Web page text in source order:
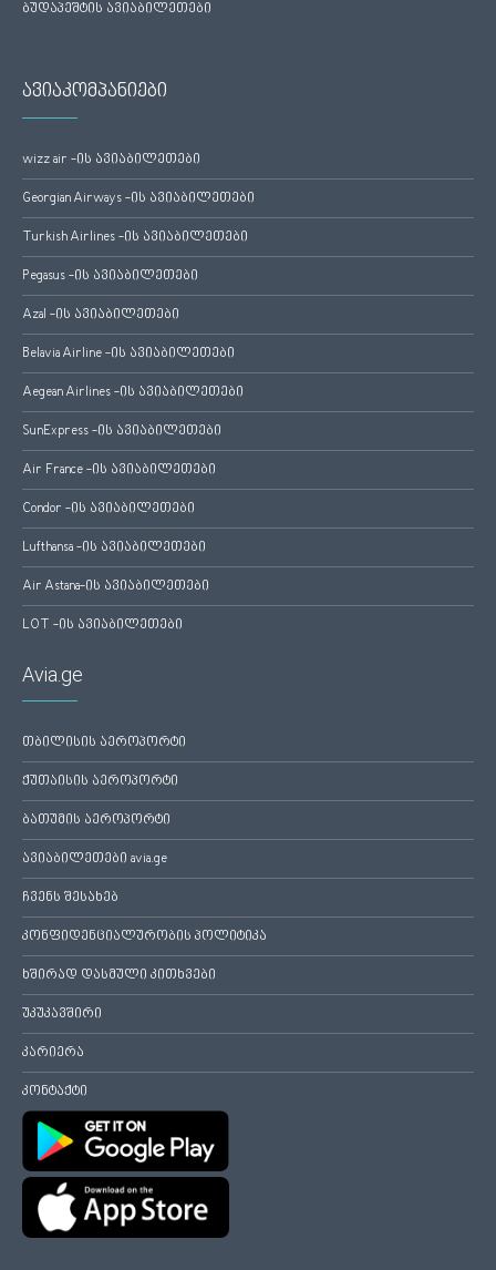
ბუდაპეშტის ავიაბილეთები
ავიაკომპანიები
wizz air -ის ავიაბილეთები
Georgian Airways -ის ავიაბილეთები
Turkish Airlines -ის ავიაბილეთები
Pegasus -ის ავიაბილეთები
Azal -ის ავიაბილეთები
Belavia Airline -ის ავიაბილეთები
Aegean Airlines -ის ავიაბილეთები
SunExpress -ის ავიაბილეთები
Air France -ის ავიაბილეთები
Condor -ის ავიაბილეთები
Lufthansa -ის ავიაბილეთები
Air Astana-ის ავიაბილეთები
LOT -ის ავიაბილეთები
Avia.ge
თბილისის აეროპორტი
ქუთაისის აეროპორტი
ბათუმის აეროპორტი
ავიაბილეთები avia.ge
ჩვენს შესახებ
კონფიდენციალურობის პოლიტიკა
ხშირად დასმული კითხვები
უკუკავშირი
კარიერა
კონტაქტი